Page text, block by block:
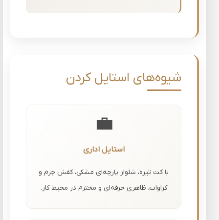
شیوه‌های استایل کردن
💼
استایل اداری
با کت تیره، شلوار پارچه‌ای مشکی، کفش چرم و
کراوات، ظاهری حرفه‌ای و محترم در محیط کار.